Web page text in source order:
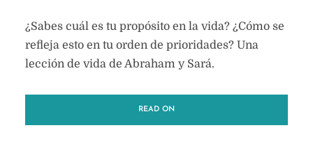
¿Sabes cuál es tu propósito en la vida? ¿Cómo se
refleja esto en tu orden de prioridades? Una
lección de vida de Abraham y Sará.
READ ON